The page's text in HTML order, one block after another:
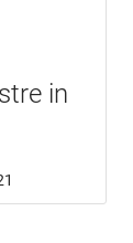
in